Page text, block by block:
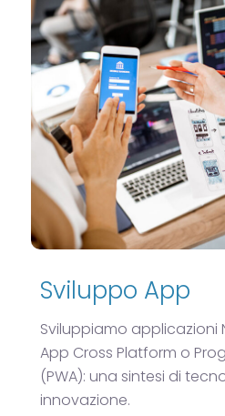
Sviluppo App
Sviluppiamo applicazioni
App Cross Platform o
(PWA): una sintesi di
innovazione.